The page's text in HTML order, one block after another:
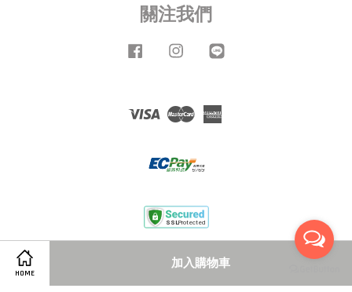
HOME
加入購物車
關注我們
Facebook Instagram
Visa Master
隱私政策|退款政策